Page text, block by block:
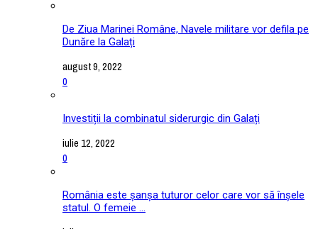
De Ziua Marinei Române, Navele militare vor defila pe
Dunăre la Galați
august 9, 2022
0
Investiții la combinatul siderurgic din Galați
iulie 12, 2022
0
România este șanșa tuturor celor care vor să înșele
statul. O femeie ...